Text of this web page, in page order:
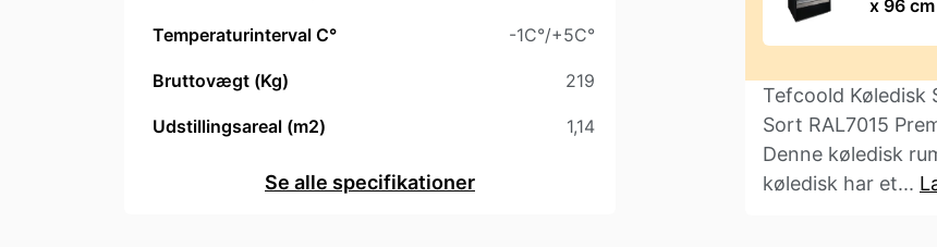
Temperaturinterval C° -1C°/+5C°
Bruttovægt (Kg) 219
Udstillingsareal (m2) 1,14
Se alle specifikationer
x 96 cm
Tefcoold Køledisk
Sort RAL7015
Denne køledisk
køledisk har et...